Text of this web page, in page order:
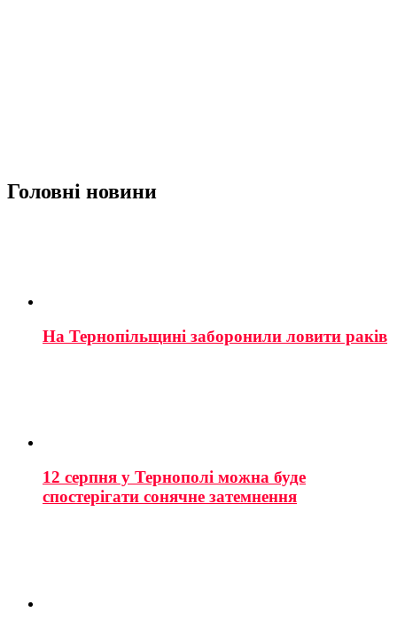
Головні новини
На Тернопільщині заборонили ловити раків
12 серпня у Тернополі можна буде
спостерігати сонячне затемнення